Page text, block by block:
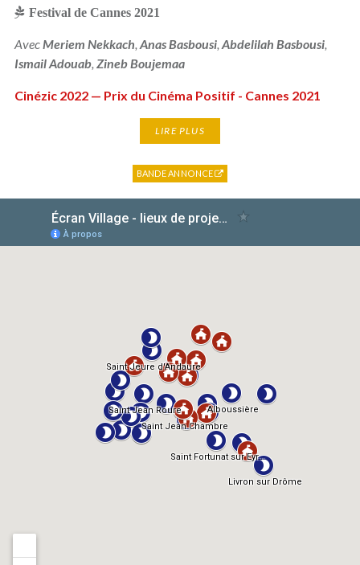
Festival de Cannes 2021
Avec Meriem Nekkach Anas Basbousi, Abdelilah Basbousi,
Ismail Adouab, Zineb Boujemaa
Cinézic 2022 — Prix du Cinéma Positif - Cannes 2021
LIRE PLUS
BANDE ANNONCE